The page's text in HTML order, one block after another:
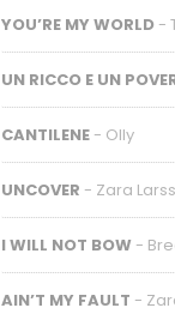
YOU’RE MY WORLD -
UN RICCO E UN
CANTILENE - Olly
UNCOVER - Zara
I WILL NOT BOW -
AIN’T MY FAULT -